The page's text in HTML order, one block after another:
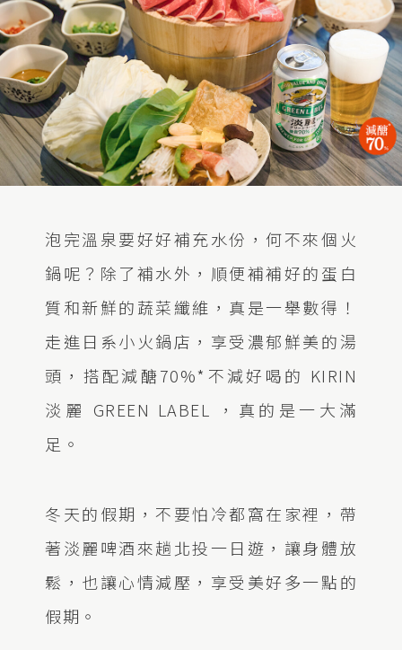
泡完溫泉要好好補充水份，何不來個火
鍋呢？除了補水外，順便補補好的蛋白
質和新鮮的蔬菜纖維，真是一舉數得！
走進日系小火鍋店，享受濃郁鮮美的湯
頭，搭配減醣70%*不減好喝的 KIRIN
淡麗 GREEN LABEL ，真的是一大滿
足。
冬天的假期，不要怕冷都窩在家裡，帶
著淡麗啤酒來趟北投一日遊，讓身體放
鬆，也讓心情減壓，享受美好多一點的
假期。